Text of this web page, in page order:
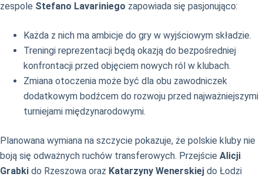
zespole Stefano Lavariniego zapowiada się pasjonująco:
Każda z nich ma ambicje do gry w wyjściowym składzie.
Treningi reprezentacji będą okazją do bezpośredniej
konfrontacji przed objęciem nowych ról w klubach.
Zmiana otoczenia może być dla obu zawodniczek
dodatkowym bodźcem do rozwoju przed najważniejszymi
turniejami międzynarodowymi.
Planowana wymiana na szczycie pokazuje, że polskie kluby nie
boją się odważnych ruchów transferowych. Przejście Alicji
Grabki do Rzeszowa oraz Katarzyny Wenerskiej do Łodzi